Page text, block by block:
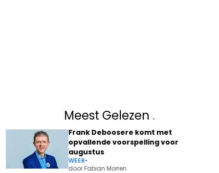
Meest Gelezen .
Frank Deboosere komt met
opvallende voorspelling voor
augustus
WEER•
doorFabian Morren